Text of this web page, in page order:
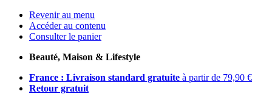
Revenir au menu
Accéder au contenu
Consulter le panier
Beauté, Maison & Lifestyle
France : Livraison standard gratuite à partir de 79,90 €
Retour gratuit